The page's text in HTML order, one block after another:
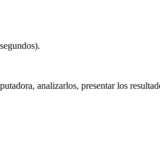
analizarlos, presentar los